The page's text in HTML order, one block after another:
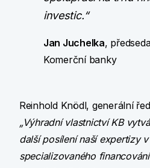
investic.“
Jan Juchelka,
Komerční banky
Reinhold Knödl, generální
„Výhradní vlastnictví KB
další posílení naší expertizy
specializovaného